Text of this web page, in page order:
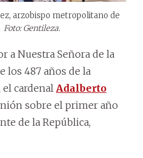
arzobispo metropolitano de
Foto: Gentileza.
a Nuestra Señora de la
los 487 años de la
cardenal Adalberto
sobre el primer año
de la República,